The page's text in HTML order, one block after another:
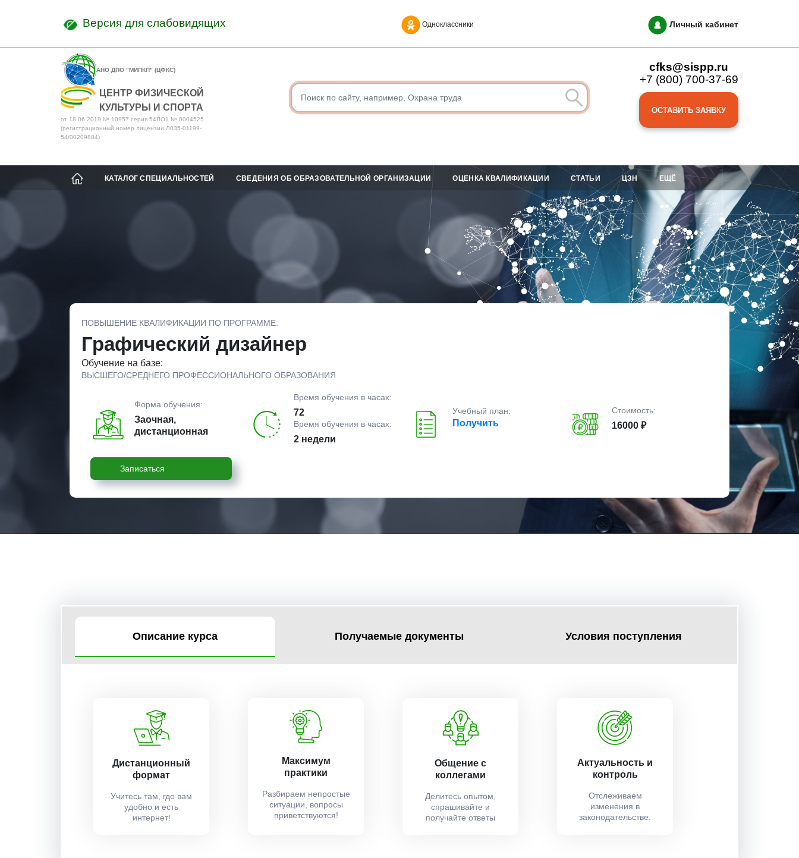
Версия для слабовидящих Одноклассники Личный кабинет
АНО ДПО "МИПКП" (ЦФКС)
ЦЕНТР ФИЗИЧЕСКОЙ
КУЛЬТУРЫ И СПОРТА
от 18.06.2019 № 10957 серия 54ЛО1 № 0004525
(регистрационный номер лицензии Л035-01199-
54/00209884)
cfks@sispp.ru
+7 (800) 700-37-69
ОСТАВИТЬ ЗАЯВКУ
КАТАЛОГ СПЕЦИАЛЬНОСТЕЙ СВЕДЕНИЯ ОБ ОБРАЗОВАТЕЛЬНОЙ ОРГАНИЗАЦИИ ОЦЕНКА КВАЛИФИКАЦИИ СТАТЬИ ЦЗН ЕЩЁ
ПОВЫШЕНИЕ КВАЛИФИКАЦИИ ПО ПРОГРАММЕ:
Графический дизайнер
Обучение на базе:
ВЫСШЕГО/СРЕДНЕГО ПРОФЕССИОНАЛЬНОГО ОБРАЗОВАНИЯ
Форма обучения:
Заочная,
дистанционная
Время обучения в часах:
72
Время обучения в часах:
2 недели
Учебный план:
Получить
Стоимость:
16000 ₽
Записаться
Описание курса Получаемые документы Условия поступления
Дистанционный
формат
Учитесь там, где вам
удобно и есть
интернет!
Максимум
практики
Разбираем непростые
ситуации, вопросы
приветствуются!
Общение с
коллегами
Делитесь опытом,
спрашивайте и
получайте ответы
Актуальность и
контроль
Отслеживаем
изменения в
законодательстве.